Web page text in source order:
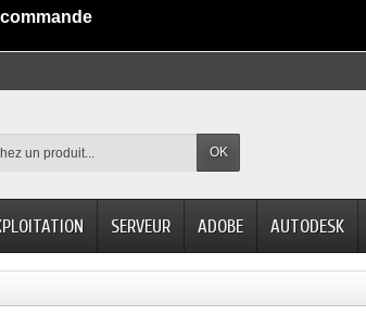
OK
SERVEUR ADOBE AUTODESK